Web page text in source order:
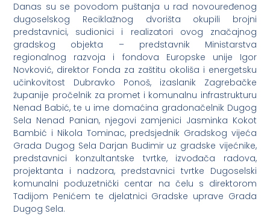
Danas su se povodom puštanja u rad novouređenog
dugoselskog Reciklažnog dvorišta okupili brojni
predstavnici, sudionici i realizatori ovog značajnog
gradskog objekta – predstavnik Ministarstva
regionalnog razvoja i fondova Europske unije Igor
Novković, direktor Fonda za zaštitu okoliša i energetsku
učinkovitost Dubravko Ponoš, izaslanik Zagrebačke
županije pročelnik za promet i komunalnu infrastrukturu
Nenad Babić, te u ime domaćina gradonačelnik Dugog
Sela Nenad Panian, njegovi zamjenici Jasminka Kokot
Bambić i Nikola Tominac, predsjednik Gradskog vijeća
Grada Dugog Sela Darjan Budimir uz gradske vijećnike,
predstavnici konzultantske tvrtke, izvođača radova,
projektanta i nadzora, predstavnici tvrtke Dugoselski
komunalni poduzetnički centar na čelu s direktorom
Tadijom Penićem te djelatnici Gradske uprave Grada
Dugog Sela.